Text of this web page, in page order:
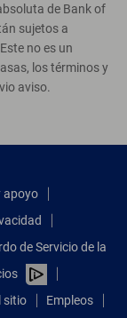
de Bank of
sujetos a
no es un
los términos y
aviso.
apoyo
de Servicio de la
sitio Empleos